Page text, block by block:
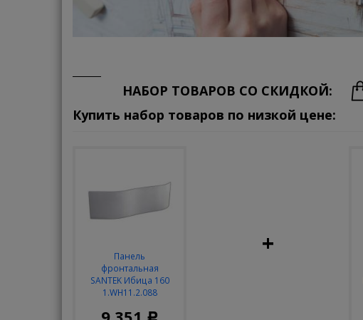
НАБОР ТОВАРОВ СО СКИДКОЙ:
Купить набор товаров по низкой цене:
Панель
фронтальная
SANTEK Ибица 160
1.WH11.2.088
Р
+